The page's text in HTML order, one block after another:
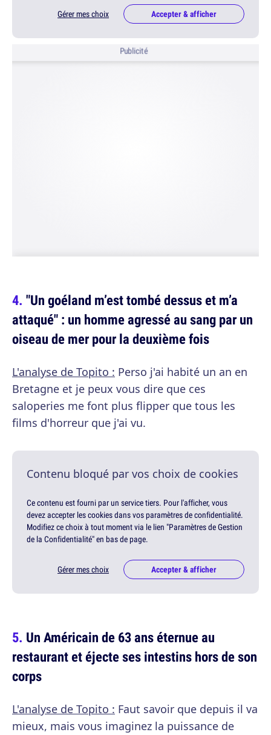
Gérer mes choix Accepter & afficher
Publicité
"Un goéland m’est tombé dessus et m’a
attaqué" : un homme agressé au sang par un
oiseau de mer pour la deuxième fois
L'analyse de Topito : Perso j'ai habité un an en
Bretagne et je peux vous dire que ces
saloperies me font plus flipper que tous les
films d'horreur que j'ai vu.
Contenu bloqué par vos choix de cookies
Ce contenu est fourni par un service tiers. Pour l'afficher, vous
devez accepter les cookies dans vos paramètres de confidentialité.
Modifiez ce choix à tout moment via le lien "Paramètres de Gestion
de la Confidentialité" en bas de page.
Gérer mes choix Accepter & afficher
Un Américain de 63 ans éternue au
restaurant et éjecte ses intestins hors de son
corps
L'analyse de Topito : Faut savoir que depuis il va
mieux, mais vous imaginez la puissance de